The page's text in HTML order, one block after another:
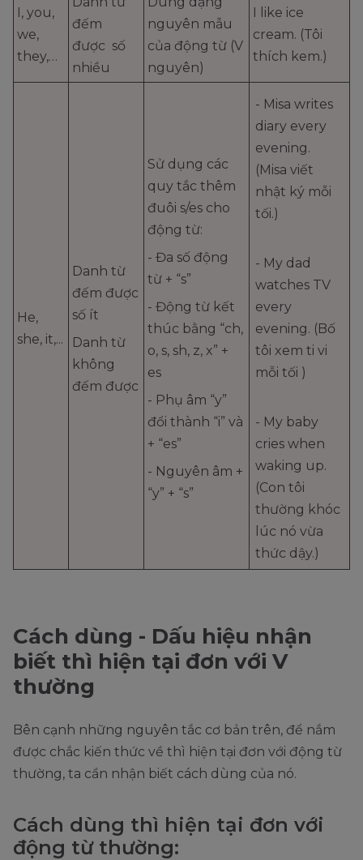
I, you,
we,
they,…
đếm
được số
nhiều
nguyên mẫu
của động từ (V
nguyên)
I like ice
cream. (Tôi
thích kem.)
He,
she, it,...
Danh từ
đếm được
số ít
Danh từ
không
đếm được
Sử dụng các
quy tắc thêm
đuôi s/es cho
động từ:
- Đa số động
từ + “s”
- Động từ kết
thúc bằng “ch,
o, s, sh, z, x” +
es
- Phụ âm “y”
đổi thành “i” và
+ “es”
- Nguyên âm +
“y” + “s”
- Misa writes
diary every
evening.
(Misa viết
nhật ký mỗi
tối.)
- My dad
watches TV
every
evening. (Bố
tôi xem ti vi
mỗi tối )
- My baby
cries when
waking up.
(Con tôi
thường khóc
lúc nó vừa
thức dậy.)
Cách dùng - Dấu hiệu nhận
biết thì hiện tại đơn với V
thường
Bên cạnh những nguyên tắc cơ bản trên, để nắm
được chắc kiến thức về thì hiện tại đơn với động từ
thường, ta cần nhận biết cách dùng của nó.
Cách dùng thì hiện tại đơn với
động từ thường: